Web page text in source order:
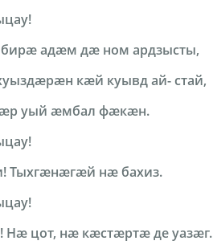
адæм дӕ ном ардзысты,
кæй куывд ай- стай,
уый æмбал фæкæн.
Тыхгæнæгæй нӕ бахиз.
Нæ цот, нæ кæстæртæ де уазӕг.